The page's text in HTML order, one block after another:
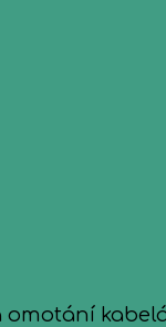
omotání